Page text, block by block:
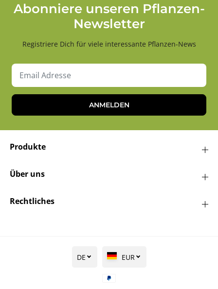
Abonniere unseren Pflanzen-
Newsletter
Registriere Dich für viele interessante Pflanzen-News
ANMELDEN
Produkte
Über uns
Rechtliches
DE EUR